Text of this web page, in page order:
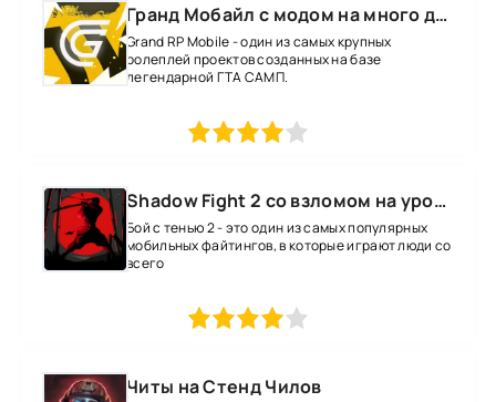
Гранд Мобайл с модом на много денег
Grand RP Mobile - один из самых крупных
ролеплей проектов созданных на базе
легендарной ГТА САМП.
Shadow Fight 2 со взломом на уровень 52 все оружие и магию
Бой с тенью 2 - это один из самых популярных
мобильных файтингов, в которые играют люди со
всего
Читы на Стенд Чилов